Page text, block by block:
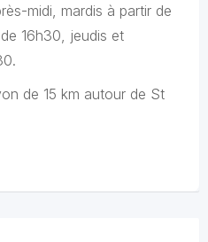
midi, mardis à partir de
16h30, jeudis et
de 15 km autour de St